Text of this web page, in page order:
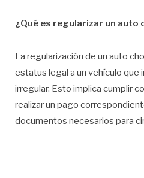
¿Qué es regularizar un auto
La regularización de un auto
estatus legal a un vehículo que
irregular. Esto implica cumplir
realizar un pago
documentos necesarios para